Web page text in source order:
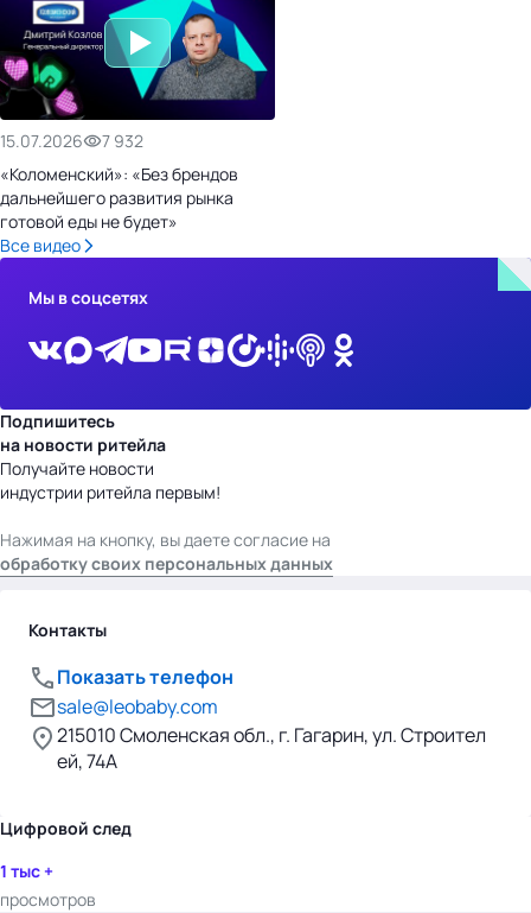
15.07.2026
7 932
«Коломенский»: «Без брендов
дальнейшего развития рынка
готовой еды не будет»
Все видео
Мы в соцсетях
Подпишитесь
на новости ритейла
Получайте новости
индустрии ритейла первым!
Нажимая на кнопку, вы даете согласие на
обработку своих персональных данных
Контакты
Показать телефон
sale@leobaby.com
215010 Смоленская обл., г. Гагарин, ул. Строител
ей, 74А
Цифровой след
1 тыс +
просмотров